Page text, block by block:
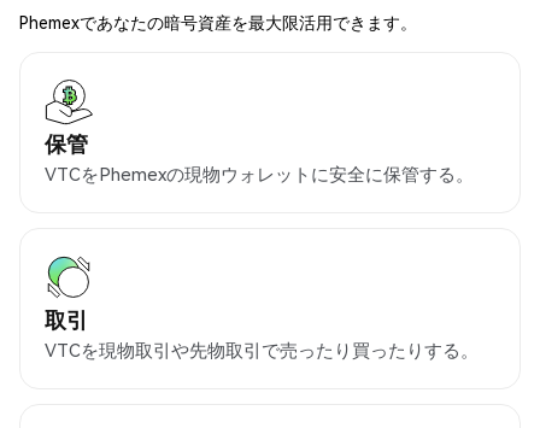
Phemexであなたの暗号資産を最大限活用できます。
保管
VTCをPhemexの現物ウォレットに安全に保管する。
取引
VTCを現物取引や先物取引で売ったり買ったりする。